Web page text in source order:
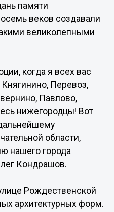
памяти
веков создавали
великолепными
когда я всех вас
Перевоз,
Павлово,
нижегородцы! Вот
области,
нашего города
Кондрашов.
Рождественской
архитектурных форм.